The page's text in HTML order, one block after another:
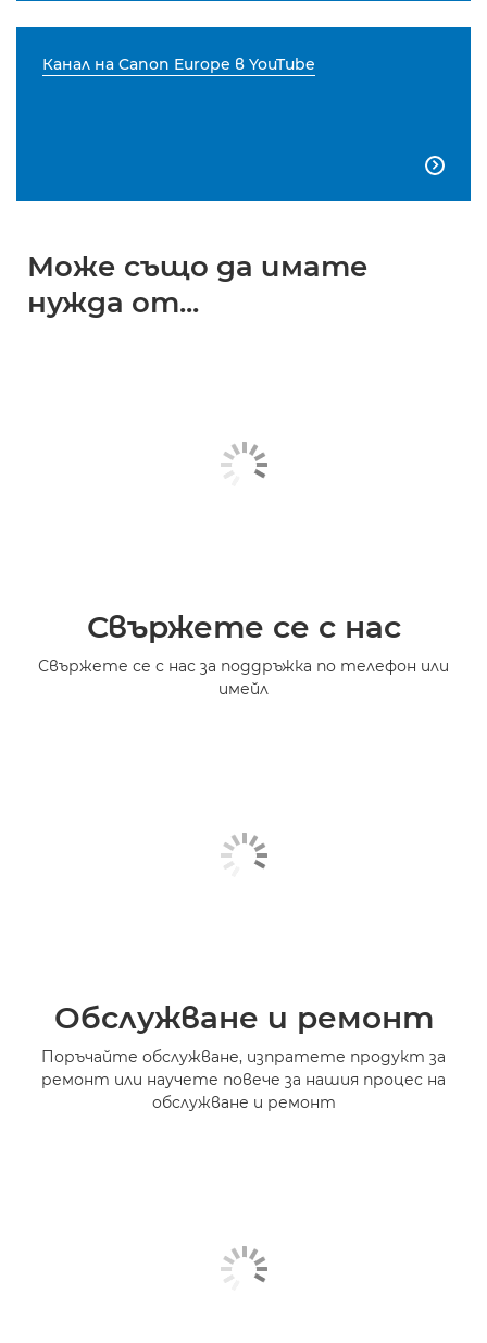
Канал на Canon Europe в YouTube

Може също да имате
нужда от...
Свържете се с нас
Свържете се с нас за поддръжка по телефон или
имейл
Обслужване и ремонт
Поръчайте обслужване, изпратете продукт за
ремонт или научете повече за нашия процес на
обслужване и ремонт